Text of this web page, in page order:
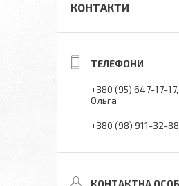
КОНТАКТИ
+380 (95) 647-17-17
Ольга
+380 (98) 911-32-88